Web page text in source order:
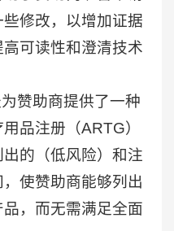
修改，以增加证据
可读性和澄清技术
赞助商提供了一种
品注册（ARTG）
的（低风险）和注
使赞助商能够列出
，而无需满足全面